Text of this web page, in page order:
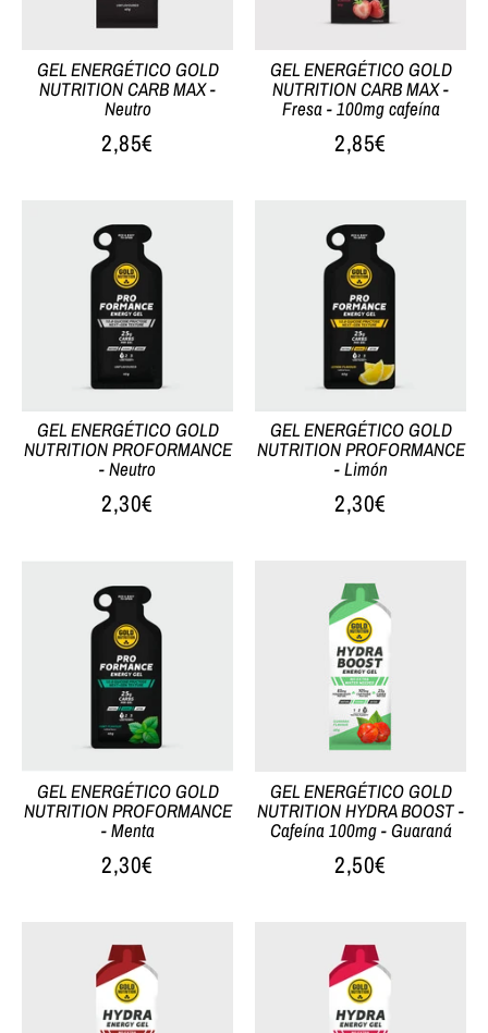
GEL ENERGÉTICO GOLD
NUTRITION CARB MAX -
Neutro
2,85€
GEL ENERGÉTICO GOLD
NUTRITION CARB MAX -
Fresa - 100mg cafeína
2,85€
GEL ENERGÉTICO GOLD
NUTRITION PROFORMANCE
- Neutro
2,30€
GEL ENERGÉTICO GOLD
NUTRITION PROFORMANCE
- Limón
2,30€
GEL ENERGÉTICO GOLD
NUTRITION PROFORMANCE
- Menta
2,30€
GEL ENERGÉTICO GOLD
NUTRITION HYDRA BOOST -
Cafeína 100mg - Guaraná
2,50€